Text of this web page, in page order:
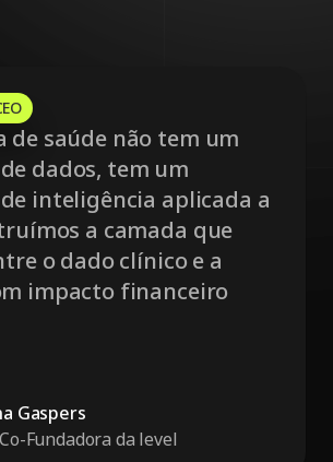
de saúde não tem um
dados, tem um
inteligência aplicada a
a camada que
o dado clínico e a
impacto financeiro
Gaspers
Fundadora da level